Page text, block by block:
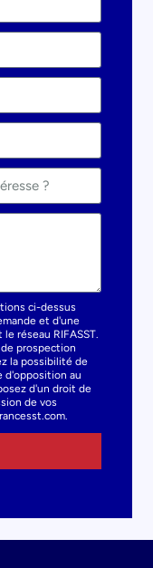
ci-dessus
et d'une
réseau RIFASST.
prospection
la possibilité de
d'opposition au
d'un droit de
de vos